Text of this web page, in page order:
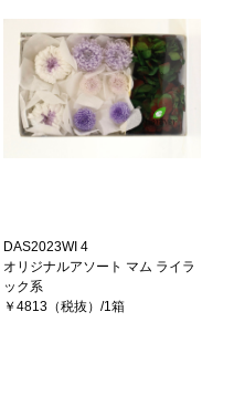
DAS2023WI 4
オリジナルアソート マム ライラ
ック系
￥4813（税抜）/1箱